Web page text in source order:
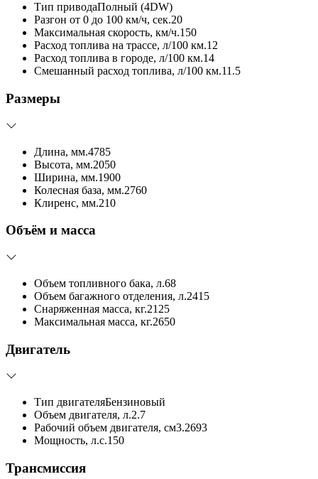
Тип приводаПолный (4DW)
Разгон от 0 до 100 км/ч, сек.20
Максимальная скорость, км/ч.150
Расход топлива на трассе, л/100 км.12
Расход топлива в городе, л/100 км.14
Смешанный расход топлива, л/100 км.11.5
Размеры
Длина, мм.4785
Высота, мм.2050
Ширина, мм.1900
Колесная база, мм.2760
Клиренс, мм.210
Объём и масса
Объем топливного бака, л.68
Объем багажного отделения, л.2415
Снаряженная масса, кг.2125
Максимальная масса, кг.2650
Двигатель
Тип двигателяБензиновый
Объем двигателя, л.2.7
Рабочий объем двигателя, см3.2693
Мощность, л.с.150
Трансмиссия